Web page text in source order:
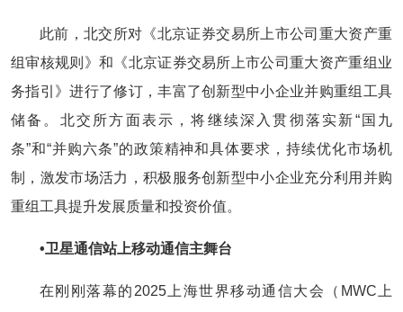
此前，北交所对《北京证券交易所上市公司重大资产重
组审核规则》和《北京证券交易所上市公司重大资产重组业
务指引》进行了修订，丰富了创新型中小企业并购重组工具
储备。北交所方面表示，将继续深入贯彻落实新“国九
条”和“并购六条”的政策精神和具体要求，持续优化市场机
制，激发市场活力，积极服务创新型中小企业充分利用并购
重组工具提升发展质量和投资价值。
•‍卫星通信站上移动通信主舞台
在刚刚落幕的2025上海世界移动通信大会（MWC上